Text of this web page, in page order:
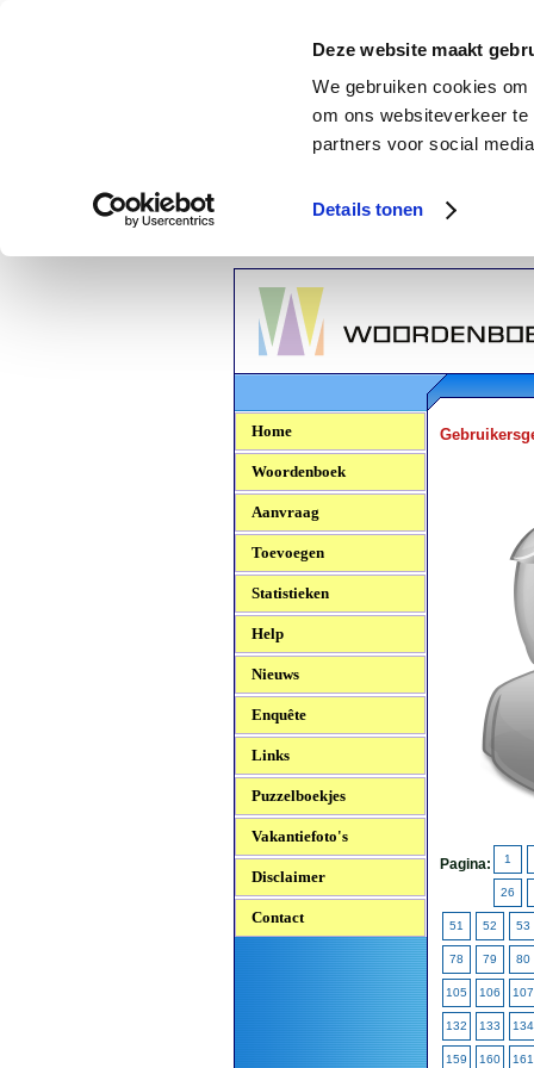
Deze website maakt
We gebruiken cookies
om ons websiteverkeer
partners voor social
Details tonen
Woordenboek.NU
Home
Woordenboek
Aanvraag
Toevoegen
Statistieken
Help
Nieuws
Enquête
Links
Puzzelboekjes
Vakantiefoto's
Disclaimer
Contact
Pagina: 1
26
51 52 53
78 79 80
105 106 107
132 133 134
159 160 161